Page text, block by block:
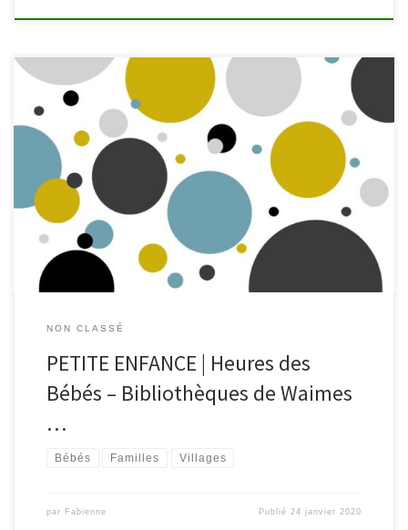
Pour écouter, lire, chanter, toucher, partager, explorer,
triturer, jouer, découvrir, se redécouvrir, se retrouver,… La
bibliothèque vous invite à passer un moment tout doux en duo .
Rejoignez-nous ! Séances 2020 : Samedi 1er février : Contes et
comptines par Marie […]
NON CLASSÉ
PETITE ENFANCE | Heures des
Bébés – Bibliothèques de Waimes
…
Bébés Familles Villages
par Fabienne Publié 24 janvier 2020